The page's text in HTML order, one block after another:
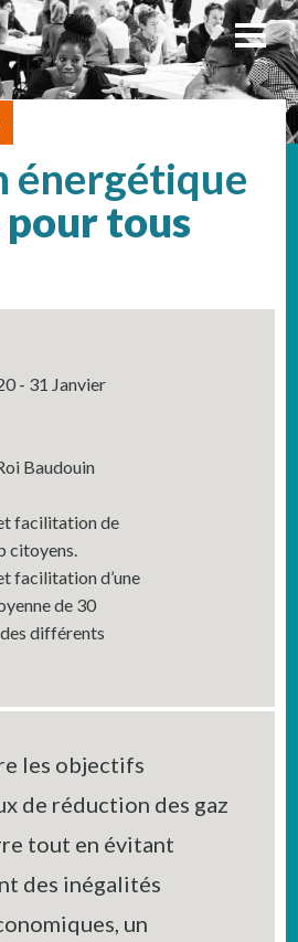
énergétique
tous
- 31 Janvier
Baudouin
facilitation de
citoyens.
facilitation d’une
de 30
différents
les objectifs
de réduction des gaz
tout en évitant
des inégalités
un